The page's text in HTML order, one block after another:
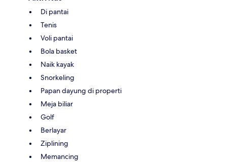
Di pantai
Tenis
Voli pantai
Bola basket
Naik kayak
Snorkeling
Papan dayung di properti
Meja biliar
Golf
Berlayar
Ziplining
Memancing